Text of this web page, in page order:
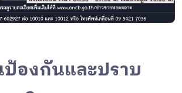
องกันและปราบ